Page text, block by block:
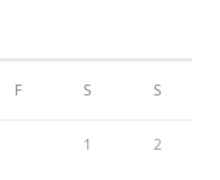
F S S
1 2